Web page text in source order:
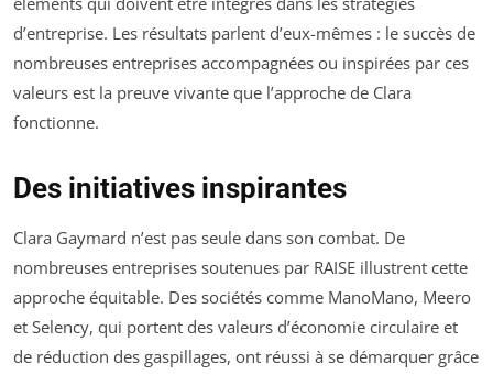
d’entreprise. Les résultats parlent d’eux-mêmes : le succès de
nombreuses entreprises accompagnées ou inspirées par ces
valeurs est la preuve vivante que l’approche de Clara
fonctionne.
Des initiatives inspirantes
Clara Gaymard n’est pas seule dans son combat. De
nombreuses entreprises soutenues par RAISE illustrent cette
approche équitable. Des sociétés comme ManoMano, Meero
et Selency, qui portent des valeurs d’économie circulaire et
de réduction des gaspillages, ont réussi à se démarquer grâce